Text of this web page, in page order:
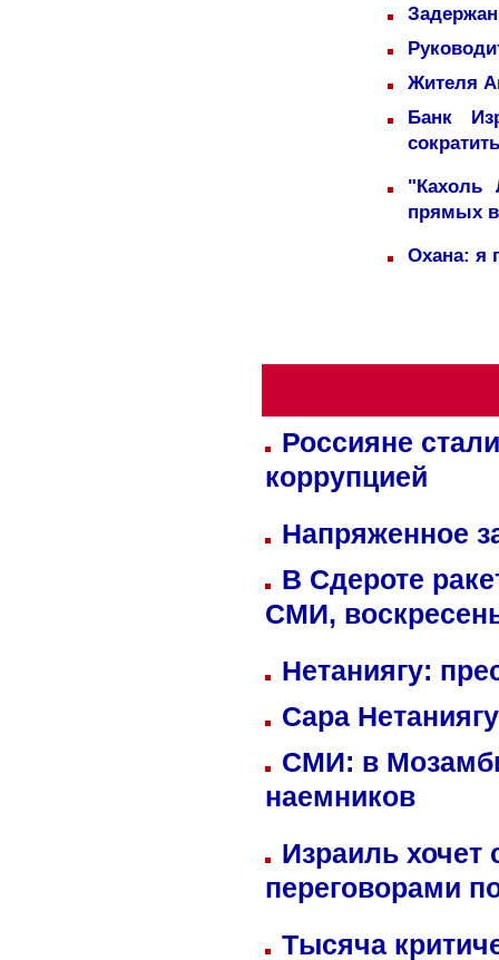
Жителя
Банк
"Кахоль
прямых
Охана: я
Россияне
коррупцией
Напряженное
В Сдероте
СМИ,
Нетаниягу:
Сара
СМИ: в
наемников
Израиль хочет
переговорами
Тысяча